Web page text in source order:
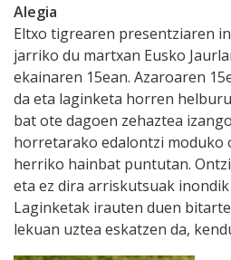
Alegia
Eltxo tigrearen presentziaren
jarriko du martxan Eusko
ekainaren 15ean. Azaroaren
da eta laginketa horren
bat ote dagoen zehaztea
horretarako edalontzi moduko
herriko hainbat puntutan.
eta ez dira arriskutsuak
Laginketak irauten duen
lekuan uztea eskatzen da,